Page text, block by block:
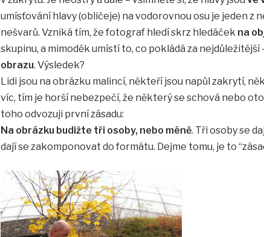
umísťování hlavy (obličeje) na vodorovnou osu je jeden z
nešvarů. Vzniká tím, že fotograf hledí skrz hledáček na
skupinu, a mimoděk umístí to, co pokládá za nejdůležitější
obrazu. Výsledek?
Lidi jsou na obrázku malincí, někteří jsou napůl zakrytí,
víc, tím je horší nebezpečí, že některý se schová nebo
toho odvozuji první zásadu:
Na obrázku budižte tři osoby, nebo méně. Tři osoby se
dají se zakomponovat do formátu. Dejme tomu, je to